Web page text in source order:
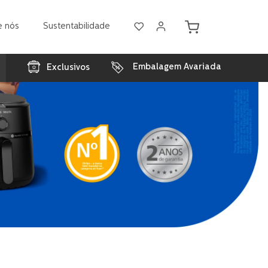
nós Sustentabilidade
Exclusivos Embalagem Avariada